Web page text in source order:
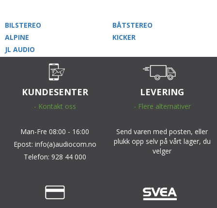
BILSTEREO
BÅTSTEREO
ALPINE
KICKER
JL AUDIO
KUNDESENTER
- Kontakt oss
Man-Fre 08:00 - 16:00
Epost: info(a)audiocom.no
Telefon: 928 44 000
LEVERING
- Flere alternativer
Send varen med posten, eller
plukk opp selv på vårt lager, du
velger